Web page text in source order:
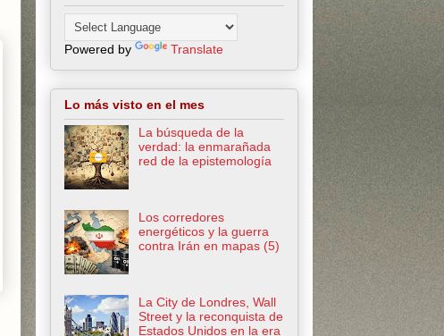
Powered by Translate
Lo más visto en el mes
La búsqueda de la
verdad: la enmarañada
red de la epistemología
Los corredores
energéticos y la guerra
contra Irán en mapas (5)
La City de Londres, Wall
Street y la reconquista de
Estados Unidos en la era